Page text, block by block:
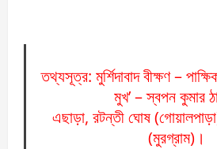
তথ্যসূত্র: মুর্শিদাবাদ বীক্ষণ –
মুখ’ – স্বপন কুমার
এছাড়া, রটন্তী ঘোষ
(মুরগ্রাম)।